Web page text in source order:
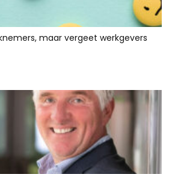
maar vergeet werkgevers